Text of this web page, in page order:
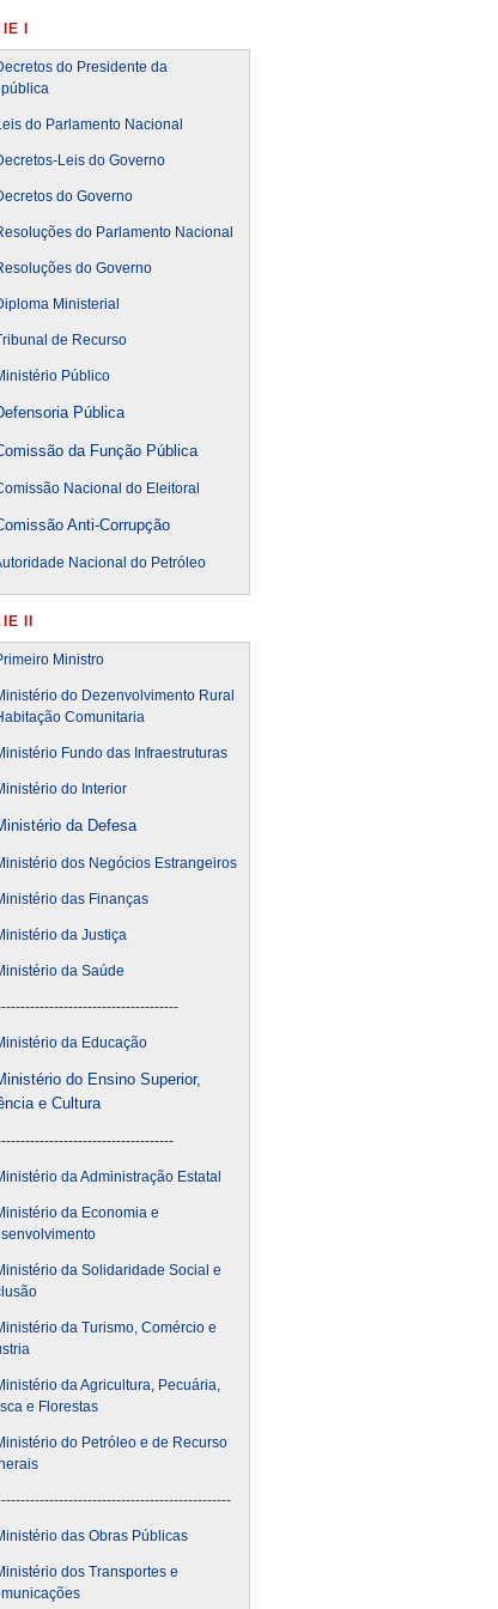
I
do Presidente da
do Parlamento Nacional
Leis do Governo
do Governo
do Parlamento Nacional
do Governo
Ministerial
de Recurso
Público
Pública
da Função Pública
Nacional do Eleitoral
Anti-Corrupção
Nacional do Petróleo
II
Ministro
do Dezenvolvimento Rural
Comunitaria
Fundo das Infraestruturas
do Interior
da Defesa
dos Negócios Estrangeiros
das Finanças
da Justiça
da Saúde
da Educação
do Ensino Superior,
e Cultura
da Administração Estatal
da Economia e
da Solidaridade Social e
da Turismo, Comércio e
da Agricultura, Pecuária,
e Florestas
do Petróleo e de Recurso
das Obras Públicas
dos Transportes e